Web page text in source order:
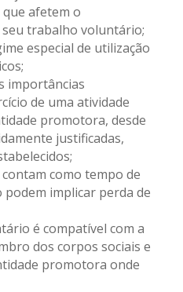
afetem o
trabalho voluntário;
especial de utilização
importâncias
de uma atividade
promotora, desde
justificadas,
como tempo de
implicar perda de
é compatível com a
dos corpos sociais e
promotora onde